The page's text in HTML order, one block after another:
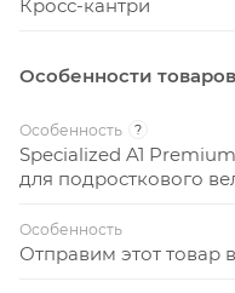
Кросс-кантри
Особенности товаров
Особенность ?
Specialized A1
для подросткового
Особенность
Отправим этот товар